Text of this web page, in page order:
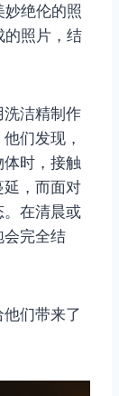
绝伦的照
的照片，结
洗洁精制作
们发现，
体时，接触
，而面对
在清晨或
会完全结
们带来了